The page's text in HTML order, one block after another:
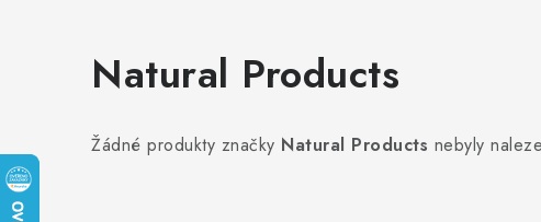
Natural Products
Žádné produkty značky Natural Products nebyly